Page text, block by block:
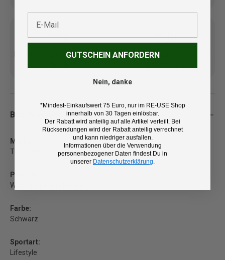
Kostenlose Lieferung ab 100
14 Tage Rückgaberecht und
Beschreibung
Marke:
The North Face
Produkt:
Winterjacke für Herren
Farbe:
Schwarz
Sportart:
Lifestyle
GUTSCHEIN ANFORDERN
Nein, danke
*Mindest-Einkaufswert 75 Euro, nur im RE-USE Shop
innerhalb von 30 Tagen einlösbar.
Der Rabatt wird anteilig auf alle Artikel verteilt. Bei
Rücksendungen wird der Rabatt anteilig verrechnet
und kann niedriger ausfallen.
Informationen über die Verwendung
personenbezogener Daten findest Du in
unserer Datenschutzerklärung